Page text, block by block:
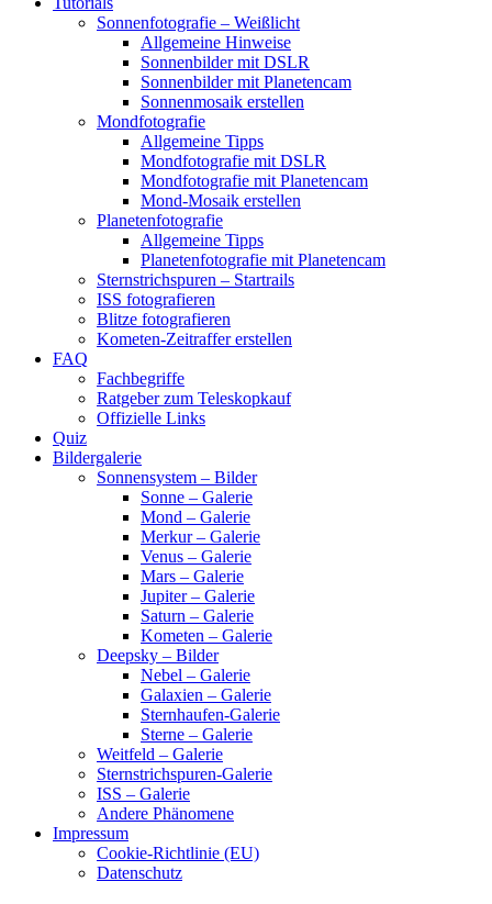
Sonnenfotografie – Weißlicht
Allgemeine Hinweise
Sonnenbilder mit DSLR
Sonnenbilder mit Planetencam
Sonnenmosaik erstellen
Mondfotografie
Allgemeine Tipps
Mondfotografie mit DSLR
Mondfotografie mit Planetencam
Mond-Mosaik erstellen
Planetenfotografie
Allgemeine Tipps
Planetenfotografie mit Planetencam
Sternstrichspuren – Startrails
ISS fotografieren
Blitze fotografieren
Kometen-Zeitraffer erstellen
FAQ
Fachbegriffe
Ratgeber zum Teleskopkauf
Offizielle Links
Quiz
Bildergalerie
Sonnensystem – Bilder
Sonne – Galerie
Mond – Galerie
Merkur – Galerie
Venus – Galerie
Mars – Galerie
Jupiter – Galerie
Saturn – Galerie
Kometen – Galerie
Deepsky – Bilder
Nebel – Galerie
Galaxien – Galerie
Sternhaufen-Galerie
Sterne – Galerie
Weitfeld – Galerie
Sternstrichspuren-Galerie
ISS – Galerie
Andere Phänomene
Impressum
Cookie-Richtlinie (EU)
Datenschutz